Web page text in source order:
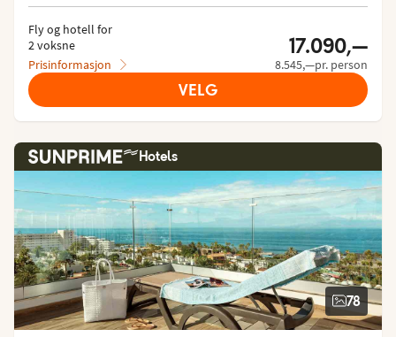
Fly og hotell for
2 voksne
Prisinformasjon
17.090,—
8.545,—pr. person
VELG
Hotels
78